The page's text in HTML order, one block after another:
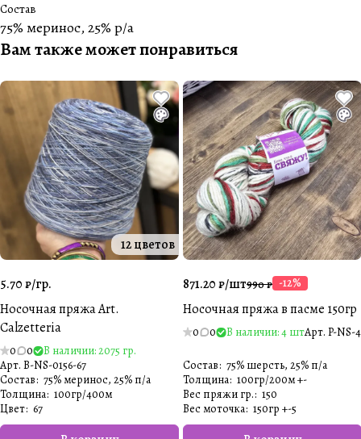
Состав
75% меринос, 25% p/a
Вам также может понравиться
12 цветов
5.70 ₽/гр.
Носочная пряжа Art.
Calzetteria
0 0
В наличии: 2075 гр.
Арт. B-NS-0156-67
Состав: 75% меринос, 25% п/а
Толщина: 100гр/400м
Цвет: 67
871.20 ₽/шт990 ₽ -12%
Носочная пряжа в пасме 150гр
0 0 В наличии: 4 штАрт. P-NS-4
Состав: 75% шерсть, 25% п/а
Толщина: 100гр/200м +-
Вес пряжи гр.: 150
Вес моточка: 150гр +-5